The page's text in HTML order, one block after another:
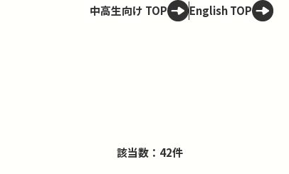
中高生向け TOP English TOP
該当数：42件